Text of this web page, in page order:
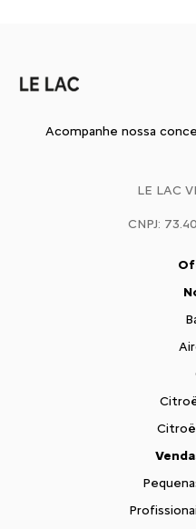
Acompanhe nossa
LE LAC
CNPJ: